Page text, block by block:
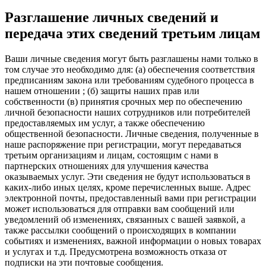
Разглашение личных сведений и
передача этих сведений третьим лицам
Ваши личные сведения могут быть разглашены нами только в
том случае это необходимо для: (а) обеспечения соответствия
предписаниям закона или требованиям судебного процесса в
нашем отношении ; (б) защиты наших прав или
собственности (в) принятия срочных мер по обеспечению
личной безопасности наших сотрудников или потребителей
предоставляемых им услуг, а также обеспечению
общественной безопасности. Личные сведения, полученные в
наше распоряжение при регистрации, могут передаваться
третьим организациям и лицам, состоящим с нами в
партнерских отношениях для улучшения качества
оказываемых услуг. Эти сведения не будут использоваться в
каких-либо иных целях, кроме перечисленных выше. Адрес
электронной почты, предоставленный вами при регистрации
может использоваться для отправки вам сообщений или
уведомлений об изменениях, связанных с вашей заявкой, а
также рассылки сообщений о происходящих в компании
событиях и изменениях, важной информации о новых товарах
и услугах и т.д. Предусмотрена возможность отказа от
подписки на эти почтовые сообщения.